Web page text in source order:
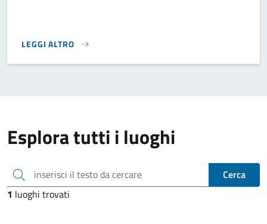
LEGGI ALTRO
}
Esplora tutti i luoghi
inserisci il testo da cercare
Cerca
1 luoghi trovati